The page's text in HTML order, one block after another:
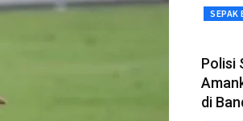
SEPAK
Polisi
di